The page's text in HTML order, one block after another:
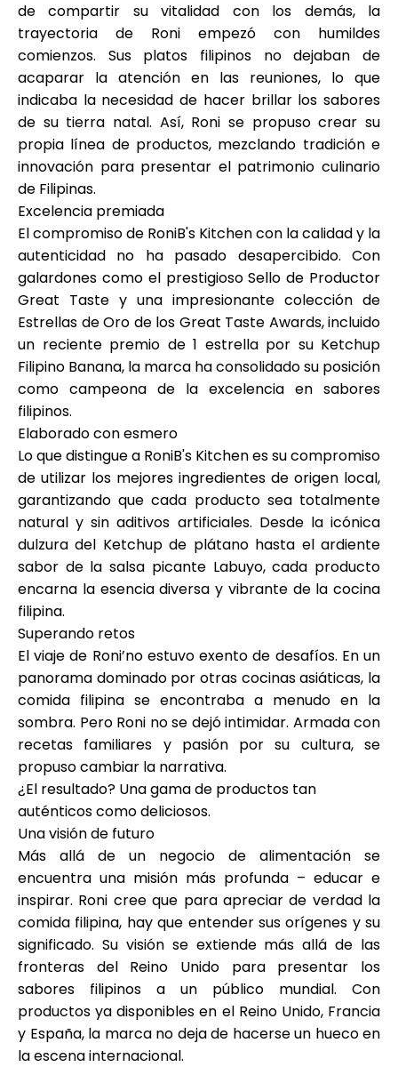
Obtener financiación
ask@scrambleup.com
+372 712 2955
de compartir su vitalidad con los demás, la
trayectoria de Roni empezó con humildes
comienzos. Sus platos filipinos no dejaban de
acaparar la atención en las reuniones, lo que
indicaba la necesidad de hacer brillar los sabores
de su tierra natal. Así, Roni se propuso crear su
propia línea de productos, mezclando tradición e
innovación para presentar el patrimonio culinario
de Filipinas.
Excelencia premiada
El compromiso de RoniB's Kitchen con la calidad y la
autenticidad no ha pasado desapercibido. Con
galardones como el prestigioso Sello de Productor
Great Taste y una impresionante colección de
Estrellas de Oro de los Great Taste Awards, incluido
un reciente premio de 1 estrella por su Ketchup
Filipino Banana, la marca ha consolidado su posición
como campeona de la excelencia en sabores
filipinos.
Elaborado con esmero
Lo que distingue a RoniB's Kitchen es su compromiso
de utilizar los mejores ingredientes de origen local,
garantizando que cada producto sea totalmente
natural y sin aditivos artificiales. Desde la icónica
dulzura del Ketchup de plátano hasta el ardiente
sabor de la salsa picante Labuyo, cada producto
encarna la esencia diversa y vibrante de la cocina
filipina.
Superando retos
El viaje de Roni’no estuvo exento de desafíos. En un
panorama dominado por otras cocinas asiáticas, la
comida filipina se encontraba a menudo en la
sombra. Pero Roni no se dejó intimidar. Armada con
recetas familiares y pasión por su cultura, se
propuso cambiar la narrativa.
¿El resultado? Una gama de productos tan
auténticos como deliciosos.
Una visión de futuro
Más allá de un negocio de alimentación se
encuentra una misión más profunda – educar e
inspirar. Roni cree que para apreciar de verdad la
comida filipina, hay que entender sus orígenes y su
significado. Su visión se extiende más allá de las
fronteras del Reino Unido para presentar los
sabores filipinos a un público mundial. Con
productos ya disponibles en el Reino Unido, Francia
y España, la marca no deja de hacerse un hueco en
la escena internacional.